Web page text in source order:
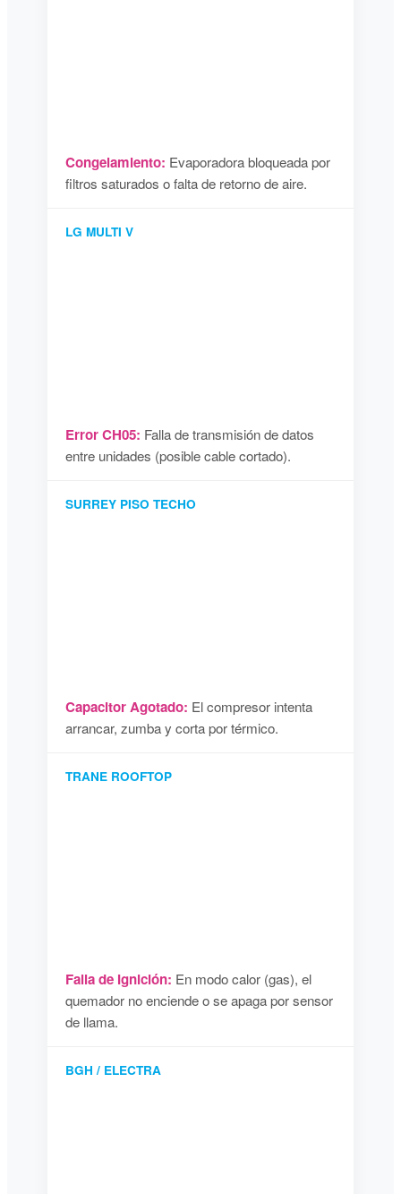
Congelamiento: Evaporadora bloqueada por
filtros saturados o falta de retorno de aire.
LG MULTI V
Error CH05: Falla de transmisión de datos
entre unidades (posible cable cortado).
SURREY PISO TECHO
Capacitor Agotado: El compresor intenta
arrancar, zumba y corta por térmico.
TRANE ROOFTOP
Falla de Ignición: En modo calor (gas), el
quemador no enciende o se apaga por sensor
de llama.
BGH / ELECTRA